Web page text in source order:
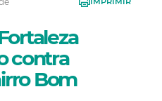
contra
Bom